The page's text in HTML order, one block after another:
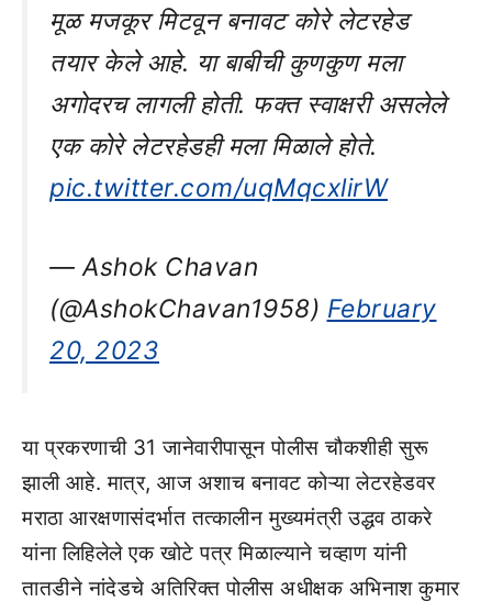
मूळ मजकूर मिटवून बनावट कोरे लेटरहेड
तयार केले आहे. या बाबीची कुणकुण मला
अगोदरच लागली होती. फक्त स्वाक्षरी असलेले
एक कोरे लेटरहेडही मला मिळाले होते.
pic.twitter.com/uqMqcxlirW
— Ashok Chavan
(@AshokChavan1958) February
20, 2023
या प्रकरणाची 31 जानेवारीपासून पोलीस चौकशीही सुरू
झाली आहे. मात्र, आज अशाच बनावट कोऱ्या लेटरहेडवर
मराठा आरक्षणासंदर्भात तत्कालीन मुख्यमंत्री उद्धव ठाकरे
यांना लिहिलेले एक खोटे पत्र मिळाल्याने चव्हाण यांनी
तातडीने नांदेडचे अतिरिक्त पोलीस अधीक्षक अभिनाश कुमार